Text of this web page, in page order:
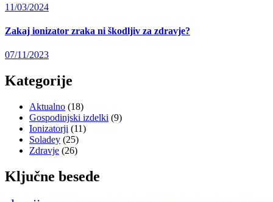
Posted
11/03/2024
Zakaj ionizator zraka ni škodljiv za zdravje?
Posted
07/11/2023
Kategorije
Aktualno (18)
Gospodinjski izdelki (9)
Ionizatorji (11)
Soladey (25)
Zdravje (26)
Ključne besede